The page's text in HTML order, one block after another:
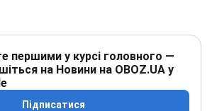
першими у курсі головного —
на Новини на OBOZ.UA у
Підписатися